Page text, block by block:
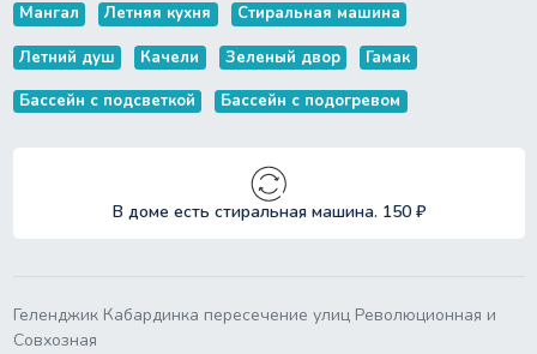
Мангал Летняя кухня Стиральная машина
Летний душ Качели Зеленый двор Гамак
Бассейн с подсветкой Бассейн с подогревом
В доме есть стиральная машина. 150 ₽
Геленджик Кабардинка пересечение улиц Революционная и
Совхозная